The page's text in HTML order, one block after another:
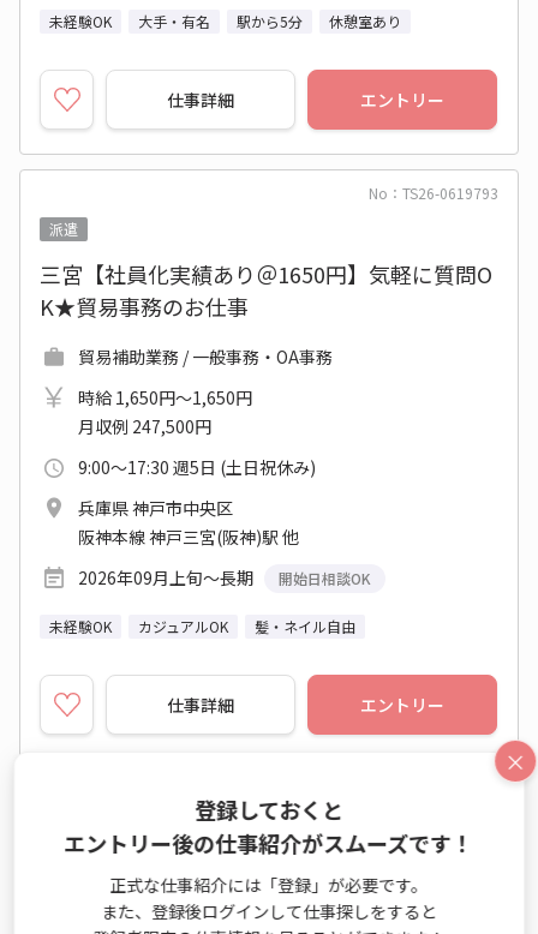
未経験OK 大手・有名 駅から5分 休憩室あり
仕事詳細 エントリー
No：TS26-0619793
派遣
三宮【社員化実績あり＠1650円】気軽に質問O
K★貿易事務のお仕事
貿易補助業務 / 一般事務・OA事務
時給 1,650円～1,650円
月収例 247,500円
9:00～17:30 週5日 (土日祝休み)
兵庫県 神戸市中央区
阪神本線 神戸三宮(阪神)駅 他
2026年09月上旬～長期
開始日相談OK
未経験OK カジュアルOK 髪・ネイル自由
仕事詳細 エントリー
派遣
一部在宅
【在宅多め】時給1450円☆長期○残業なし☆彡
17時台定時♪
×
登録しておくと
エントリー後の仕事紹介がスムーズです！
正式な仕事紹介には「登録」が必要です。
また、登録後ログインして仕事探しをすると